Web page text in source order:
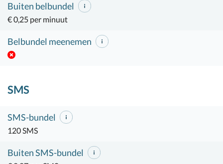
Buiten belbundel
€ 0,25 per minuut
Belbundel meenemen
SMS
SMS-bundel
120 SMS
Buiten SMS-bundel